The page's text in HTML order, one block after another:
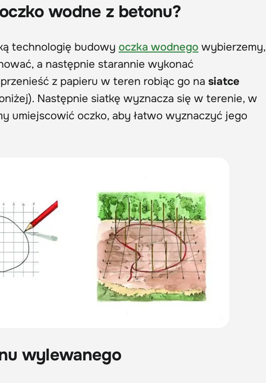
wodne z betonu?
technologię budowy oczka wodnego wybierzemy,
a następnie starannie wykonać
z papieru w teren robiąc go na siatce
Następnie siatkę wyznacza się w terenie, w
umiejscowić oczko, aby łatwo wyznaczyć jego
wylewanego